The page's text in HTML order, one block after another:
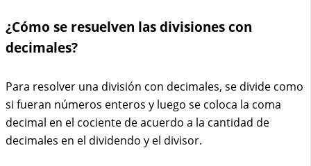
¿Cómo se resuelven las divisiones con
decimales?
Para resolver una división con decimales, se divide como
si fueran números enteros y luego se coloca la coma
decimal en el cociente de acuerdo a la cantidad de
decimales en el dividendo y el divisor.